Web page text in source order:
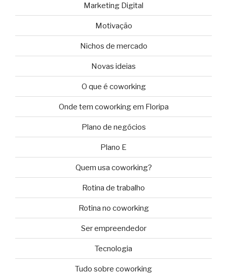
Marketing Digital
Motivação
Nichos de mercado
Novas ideias
O que é coworking
Onde tem coworking em Floripa
Plano de negócios
Plano E
Quem usa coworking?
Rotina de trabalho
Rotina no coworking
Ser empreendedor
Tecnologia
Tudo sobre coworking